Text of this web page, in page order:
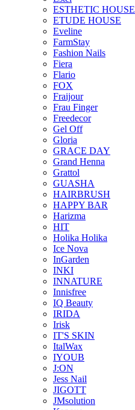
ESTHETIC HOUSE
ETUDE HOUSE
Eveline
FarmStay
Fashion Nails
Fiera
Flario
FOX
Fraijour
Frau Finger
Freedecor
Gel Off
Gloria
GRACE DAY
Grand Henna
Grattol
GUASHA
HAIRBRUSH
HAPPY BAR
Harizma
HIT
Holika Holika
Ice Nova
InGarden
INKI
INNATURE
Innisfree
IQ Beauty
IRIDA
Irisk
IT'S SKIN
ItalWax
IYOUB
J:ON
Jess Nail
JIGOTT
JMsolution